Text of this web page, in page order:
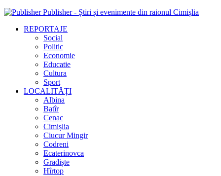
Publisher - Știri și evenimente din raionul Cimișlia
REPORTAJE
Social
Politic
Economie
Educatie
Cultura
Sport
LOCALITĂȚI
Albina
Batîr
Cenac
Cimișlia
Ciucur Mingir
Codreni
Ecaterinovca
Gradiște
Hîrtop